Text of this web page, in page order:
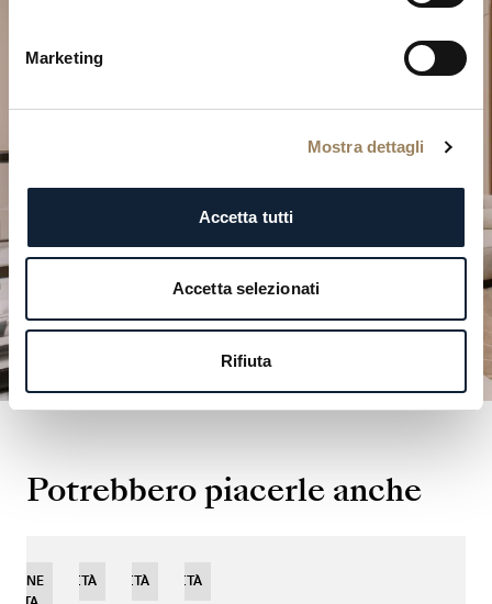
Marketing
Mostra dettagli
Accetta tutti
Accetta selezionati
Rifiuta
PIANIFICA LA TUA VISITA
Potrebbero piacerle anche
NOVITÀ NOVITÀ NOVITÀ